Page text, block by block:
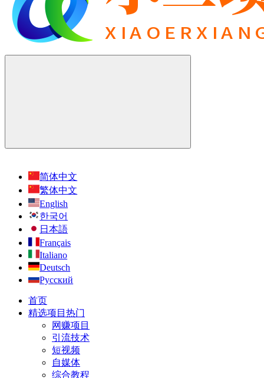
简体中文
繁体中文
English
한국어
日本語
Français
Italiano
Deutsch
Русский
首页
精选项目 热门
网赚项目
引流技术
短视频
自媒体
综合教程